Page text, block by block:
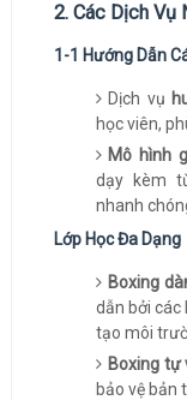
2. Các Dịch Vụ
1-1 Hướng Dẫn
Dịch vụ
học viên,
Mô hình
dạy kèm
nhanh
Lớp Học Đa Dạng
Boxing
dẫn bởi các
tạo môi
Boxing tự
bảo vệ bản